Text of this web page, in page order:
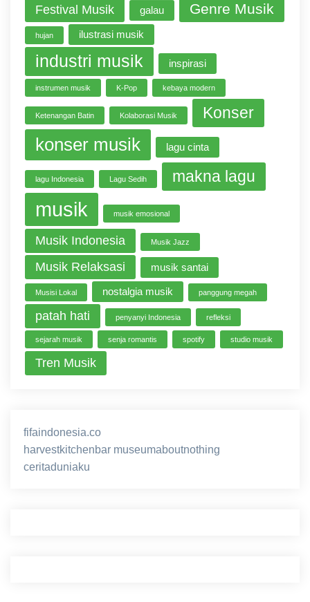
Festival Musik galau Genre Musik
hujan ilustrasi musik
industri musik inspirasi
instrumen musik K-Pop kebaya modern
Ketenangan Batin Kolaborasi Musik Konser
konser musik lagu cinta
lagu Indonesia Lagu Sedih makna lagu
musik musik emosional
Musik Indonesia Musik Jazz
Musik Relaksasi musik santai
Musisi Lokal nostalgia musik panggung megah
patah hati penyanyi Indonesia refleksi
sejarah musik senja romantis spotify studio musik
Tren Musik
fifaindonesia.co
harvestkitchenbar museumaboutnothing
ceritaduniaku